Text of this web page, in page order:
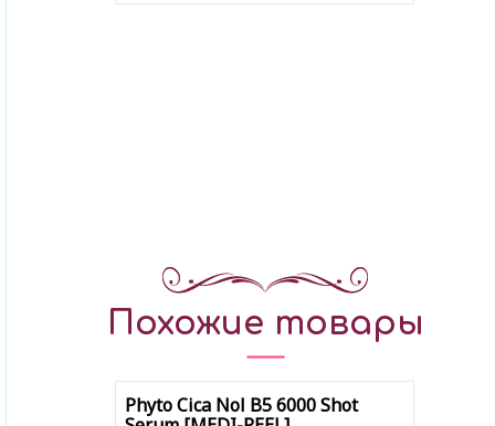
Похожие товары
Phyto Cica Nol B5 6000 Shot